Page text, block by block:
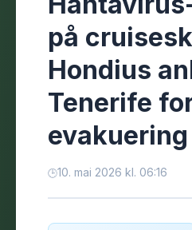
på
Hondius
Tenerife
evakuering
10. mai 2026 kl. 06:16